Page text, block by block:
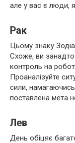
але у вас є люди,
Рак
Цьому знаку
Схоже, ви
контроль на
Проаналізуйте
сили,
поставлена мета
Лев
День обіцяє